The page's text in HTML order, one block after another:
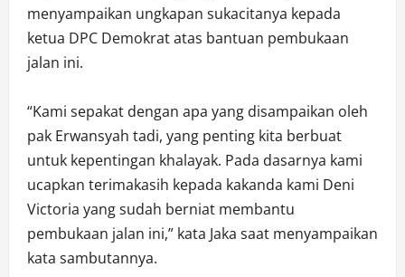
menyampaikan ungkapan sukacitanya kepada
ketua DPC Demokrat atas bantuan pembukaan
jalan ini.
“Kami sepakat dengan apa yang disampaikan oleh
pak Erwansyah tadi, yang penting kita berbuat
untuk kepentingan khalayak. Pada dasarnya kami
ucapkan terimakasih kepada kakanda kami Deni
Victoria yang sudah berniat membantu
pembukaan jalan ini,” kata Jaka saat menyampaikan
kata sambutannya.